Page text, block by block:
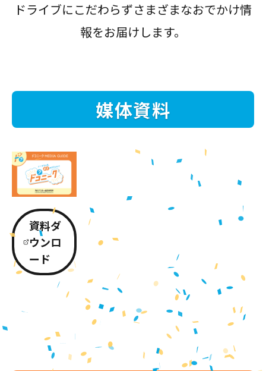
ドライブにこだわらずさまざまなおでかけ情
報をお届けします。
媒体資料
資料ダ
ウンロ
ード